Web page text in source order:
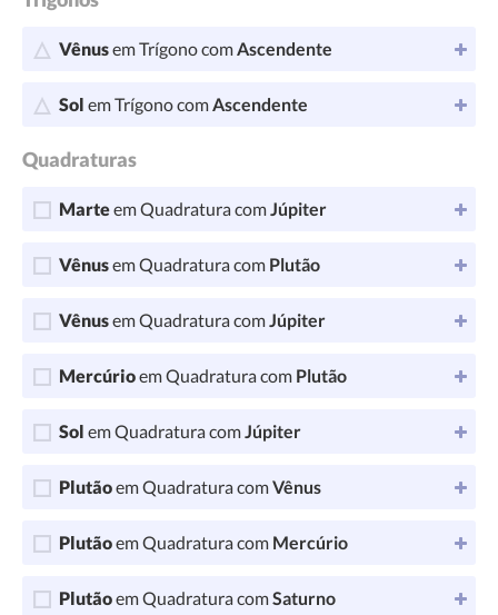
Vênusem Trígono comAscendente
Sol em Trígono comAscendente
Quadraturas
Marteem Quadratura comJúpiter
Vênusem Quadratura com Plutão
Vênusem Quadratura comJúpiter
Mercúrioem Quadratura com Plutão
Sol em Quadratura comJúpiter
Plutãoem Quadratura comVênus
Plutãoem Quadratura com Mercúrio
Plutãoem Quadratura comSaturno